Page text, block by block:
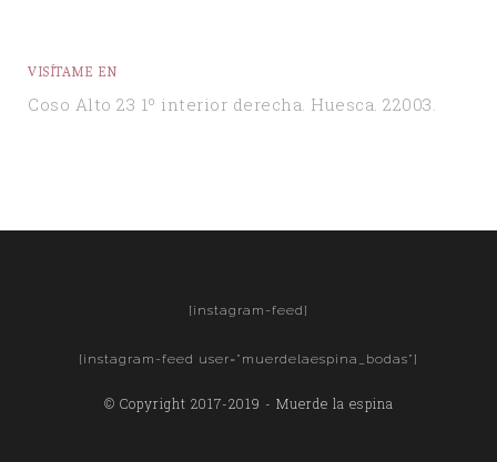
VISÍTAME EN
Coso Alto 23 1º interior derecha. Huesca. 22003.
[instagram-feed]
[instagram-feed user="muerdelaespina_bodas"]
© Copyright 2017-2019 - Muerde la espina